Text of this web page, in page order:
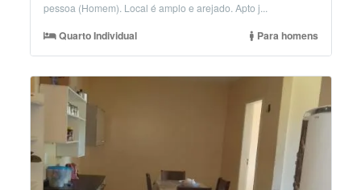
pessoa (Homem). Local é amplo e arejado. Apto j...
Quarto Individual Para homens